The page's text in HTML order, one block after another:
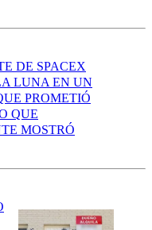
DE SPACEX
LUNA EN UN
PROMETIÓ
QUE
MOSTRÓ